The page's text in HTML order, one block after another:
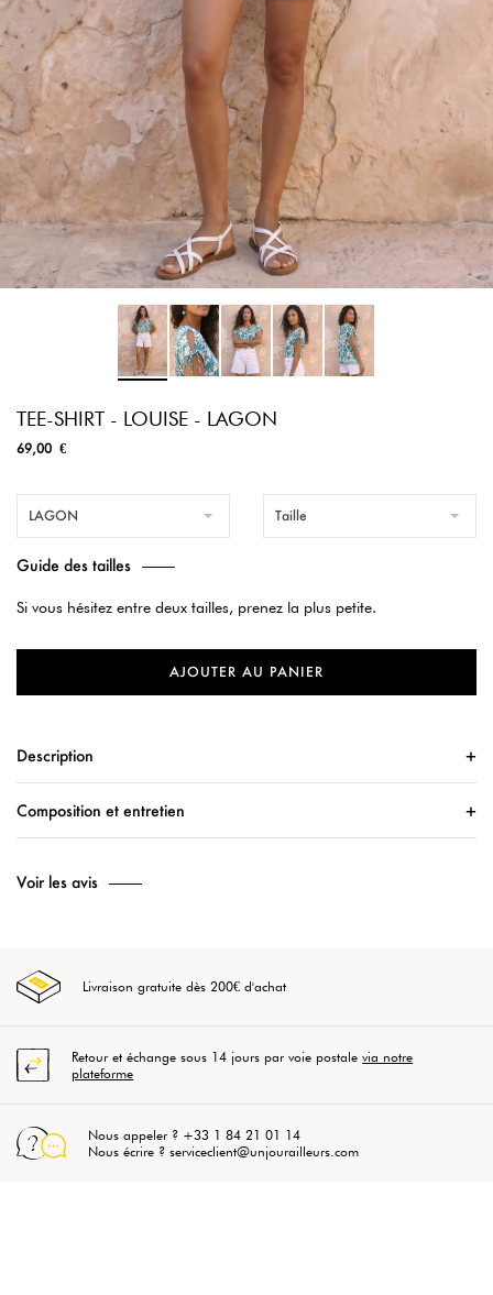
TEE-SHIRT - LOUISE - LAGON
69,00 €
LAGON Taille
Guide des tailles
Si vous hésitez entre deux tailles, prenez la plus petite.
AJOUTER AU PANIER
Description
Composition et entretien
Voir les avis
Livraison gratuite dès 200€ d'achat
Retour et échange sous 14 jours par voie postalevia notre
plateforme
Nous appeler ? +33 1 84 21 01 14
Nous écrire ? serviceclient@unjourailleurs.com